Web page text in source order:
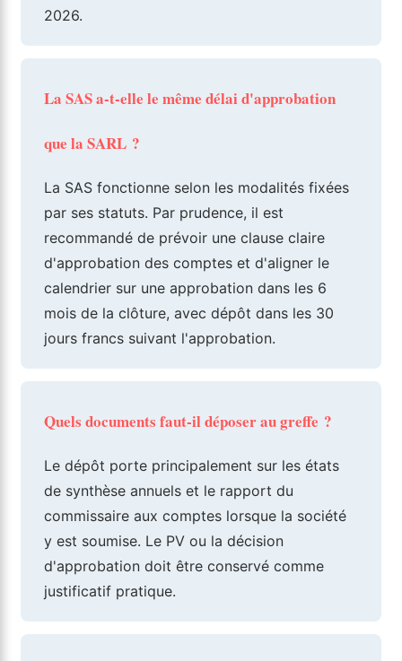
2026.
La SAS a-t-elle le même délai d'approbation
que la SARL ?
La SAS fonctionne selon les modalités fixées
par ses statuts. Par prudence, il est
recommandé de prévoir une clause claire
d'approbation des comptes et d'aligner le
calendrier sur une approbation dans les 6
mois de la clôture, avec dépôt dans les 30
jours francs suivant l'approbation.
Quels documents faut-il déposer au greffe ?
Le dépôt porte principalement sur les états
de synthèse annuels et le rapport du
commissaire aux comptes lorsque la société
y est soumise. Le PV ou la décision
d'approbation doit être conservé comme
justificatif pratique.